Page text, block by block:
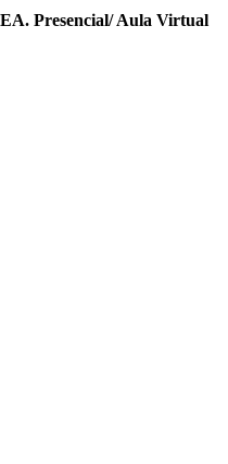
Presencial/ Aula Virtual